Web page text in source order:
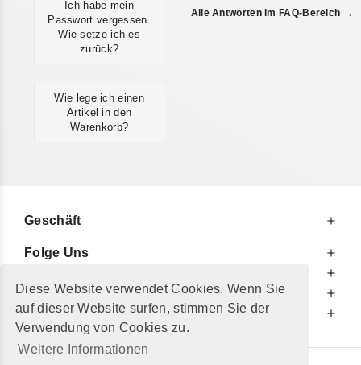
Diese Website verwendet Cookies. Wenn Sie
auf dieser Website surfen, stimmen Sie der
Verwendung von Cookies zu.
Weitere Informationen
Ich habe mein
Passwort vergessen.
Wie setze ich es
zurück?
Wie lege ich einen
Artikel in den
Warenkorb?
Alle Antworten im FAQ-Bereich →
Geschäft
Folge Uns
Zu Ihrer Information
Zusätzlich